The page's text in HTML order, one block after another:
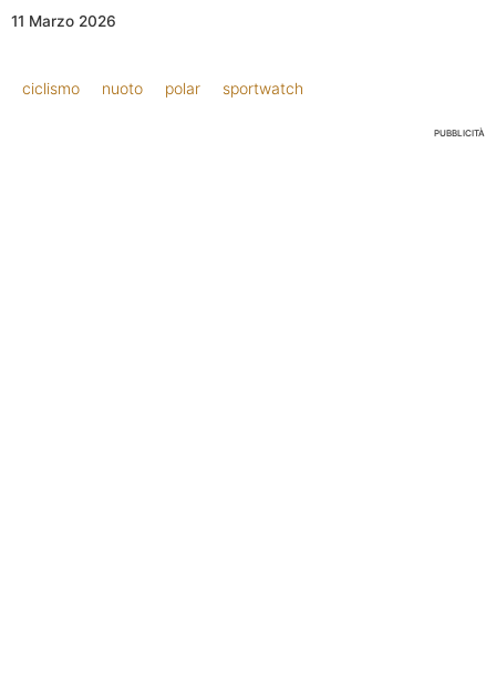
11 Marzo 2026
ciclismo nuoto polar sportwatch
PUBBLICITÀ